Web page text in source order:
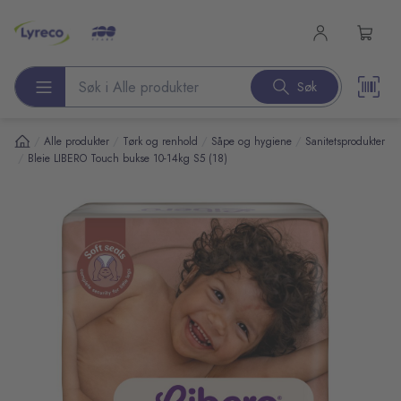
Søk etter produkter Søk
Alle produkter Tørk og renhold Såpe og hygiene Sanitetsprodukter
Bleie LIBERO Touch bukse 10-14kg S5 (18)